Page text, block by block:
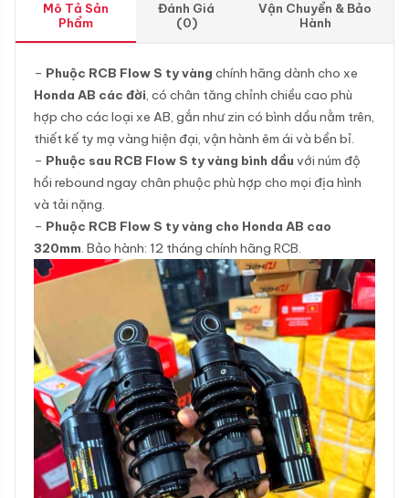
Mô Tả Sản
Phẩm
Đánh Giá
(0)
Vận Chuyển & Bảo
Hành
– Phuộc RCB Flow S ty vàng chính hãng dành cho xe
Honda AB các đời, có chân tăng chỉnh chiều cao phù
hợp cho các loại xe AB, gắn như zin có bình dầu nằm trên,
thiết kế ty mạ vàng hiện đại, vận hành êm ái và bền bỉ.
– Phuộc sau RCB Flow S ty vàng bình dầu với núm độ
hồi rebound ngay chân phuộc phù hợp cho mọi địa hình
và tải nặng.
– Phuộc RCB Flow S ty vàng cho Honda AB cao
320mm. Bảo hành: 12 tháng chính hãng RCB.